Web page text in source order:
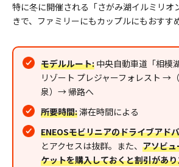
特に冬に開催される「さがみ湖イルミリオ
きで、ファミリーにもカップルにもおすす
モデルルート: 中央自動車道「相模
リゾート プレジャーフォレスト →
泉）→ 帰路へ
所要時間:滞在時間による
ENEOSモビリニアのドライブアド
とアクセスは抜群。また、 アソビ
ケットを購入しておくと割引があ